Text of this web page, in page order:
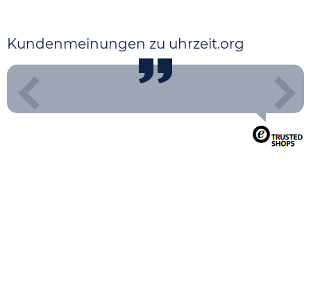
Kundenmeinungen zu uhrzeit.org